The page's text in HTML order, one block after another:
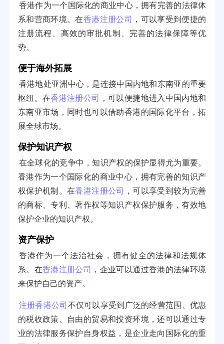
香港作为一个国际化的商业中心，拥有完善的法律体
系和营商环境。在香港注册公司
，可以享受到便捷的
注册流程、高效的审批机制、完善的法律保障等优
势。
便于海外拓展
香港地处亚洲中心，是连接中国内地和东南亚的重要
枢纽。在香港注册公司
，可以便捷地进入中国内地和
东南亚市场，同时也可以借助香港的国际化平台，拓
展全球市场。
保护知识产权
在全球化的竞争中，知识产权的保护显得尤为重要。
香港作为一个国际化的商业中心，拥有完善的知识产
权保护机制。在香港注册公司
，可以享受到较为完善
的商标、专利、著作权等知识产权保护服务，有效地
保护企业的知识产权。
资产保护
香港作为一个法治社会，拥有健全的法律和法规体
系。在香港注册公司
，企业可以通过香港的法律环境
来保护自己的资产。
注册香港公司 不仅可以享受到广泛的经营范围、优惠
的税收政策、自由的贸易和投资环境，还可以通过专
业的法律服务保护自身权益，是企业走向国际化的重